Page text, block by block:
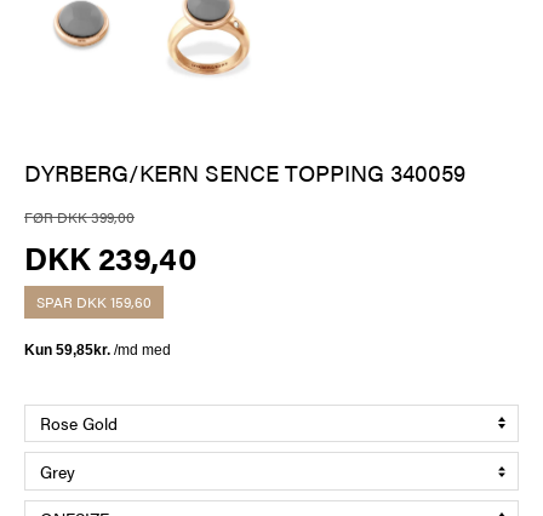
DYRBERG/KERN SENCE TOPPING 340059
FØR DKK 399,00
DKK 239,40
SPAR DKK 159,60